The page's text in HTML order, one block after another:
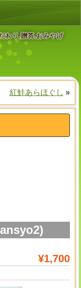
わり,贈答,おみやげ
紅鮭あらほぐし »
¥1,700